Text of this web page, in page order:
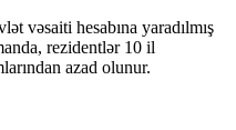
vəsaiti hesabına yaradılmış
rezidentlər 10 il
azad olunur.